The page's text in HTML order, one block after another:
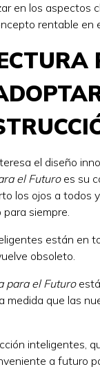
en los aspectos
rentable en
el diseño
el Futuroes su
los ojos a todos
siempre.
están en
obsoleto.
para el Futuroestá
medida que las
inteligentes,
a futuro